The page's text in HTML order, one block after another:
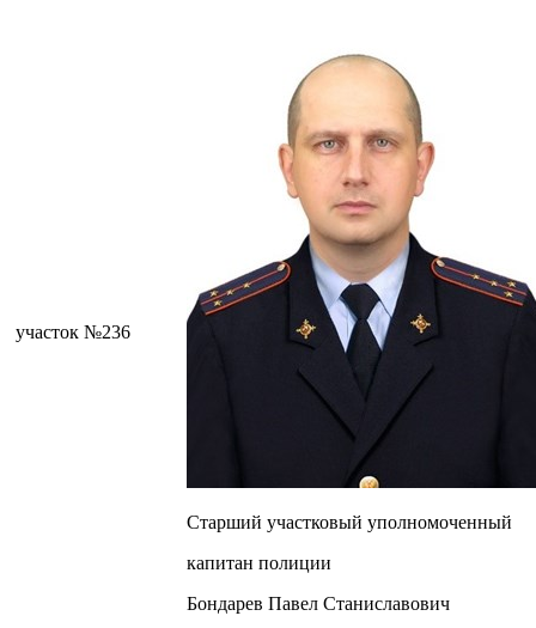
участок №236
Старший участковый уполномоченный
капитан полиции
Бондарев Павел Станиславович